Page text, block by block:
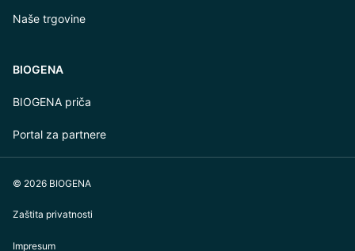
Naše trgovine
BIOGENA
BIOGENA priča
Portal za partnere
© 2026 BIOGENA
Zaštita privatnosti
Impresum